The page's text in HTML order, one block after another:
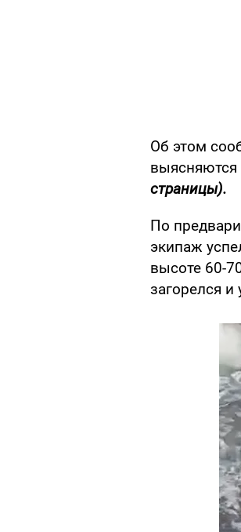
Об этом
выясняются
страницы).
По
экипаж
высоте 60-
загорелся и